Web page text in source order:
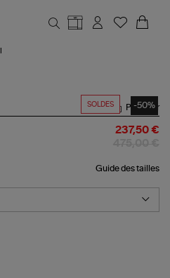
SOLDES -50%
Partager
237,50 €
Guide des tailles